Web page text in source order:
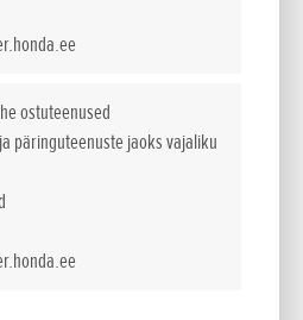
ostuteenused
päringuteenuste jaoks vajaliku
on välja töötatud pakkumaks
aastateks. Vaiksed Versatooli
jõul. Käepäraste tarvikute
suudavad hakkama saada
aiatöödega.
on välja töötatud